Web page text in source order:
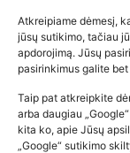
Atkreipiame dėmesį,
jūsų sutikimo, tačiau
apdorojimą. Jūsų
pasirinkimus galite
Taip pat atkreipkite
arba daugiau
kita ko, apie Jūsų
„Google“ sutikimo
kūdikių
2026-02-22